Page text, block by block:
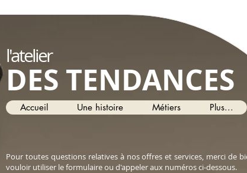
Pour toutes questions relatives à nos offres et services, merci de
vouloir utiliser le formulaire ou d'appeler aux numéros ci-dessous.
l'atelier
DES TENDANCES
Accueil Une histoire Métiers Plus...